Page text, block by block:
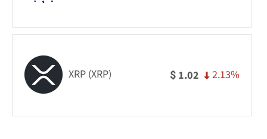
XRP (XRP) $ 1.02 2.13%